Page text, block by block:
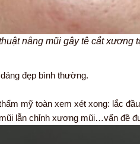
nâng mũi gây tê cắt xương
đẹp bình thường.
mỹ toàn xem xét xong: lắc
lẫn chỉnh xương mũi…vấn đề